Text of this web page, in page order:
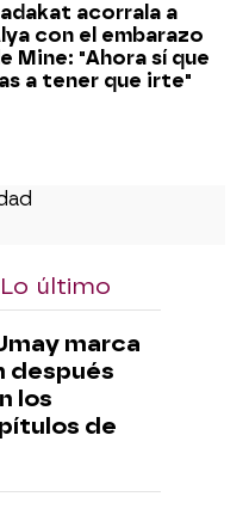
acorrala a
con el embarazo
Mine: "Ahora sí que
a tener que irte"
Lo último
marca
después
los
de